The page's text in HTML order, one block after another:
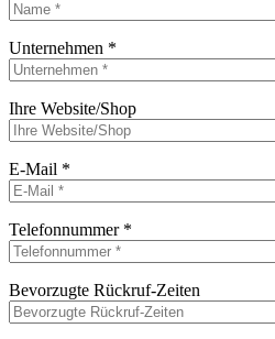
Unternehmen *
Ihre Website/Shop
E-Mail *
Telefonnummer *
Bevorzugte Rückruf-Zeiten